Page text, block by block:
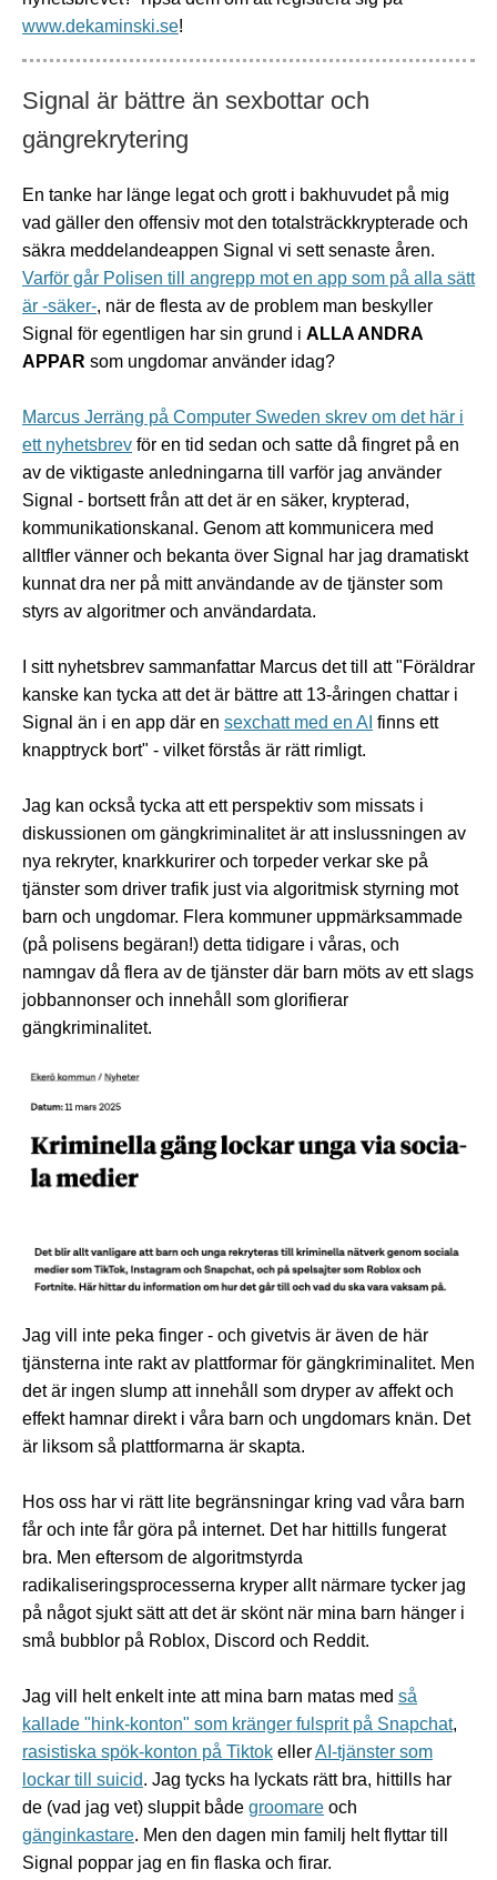
www.dekaminski.se!
Signal är bättre än sexbottar och
gängrekrytering
En tanke har länge legat och grott i bakhuvudet på mig
vad gäller den offensiv mot den totalsträckkrypterade och
säkra meddelandeappen Signal vi sett senaste åren.
Varför går Polisen till angrepp mot en app som på alla sätt
är -säker-, när de flesta av de problem man beskyller
Signal för egentligen har sin grund i ALLA ANDRA
APPAR som ungdomar använder idag?
Marcus Jerräng på Computer Sweden skrev om det här i
ett nyhetsbrev för en tid sedan och satte då fingret på en
av de viktigaste anledningarna till varför jag använder
Signal - bortsett från att det är en säker, krypterad,
kommunikationskanal. Genom att kommunicera med
alltfler vänner och bekanta över Signal har jag dramatiskt
kunnat dra ner på mitt användande av de tjänster som
styrs av algoritmer och användardata.
I sitt nyhetsbrev sammanfattar Marcus det till att "Föräldrar
kanske kan tycka att det är bättre att 13-åringen chattar i
Signal än i en app där en sexchatt med en AI finns ett
knapptryck bort" - vilket förstås är rätt rimligt.
Jag kan också tycka att ett perspektiv som missats i
diskussionen om gängkriminalitet är att inslussningen av
nya rekryter, knarkkurirer och torpeder verkar ske på
tjänster som driver trafik just via algoritmisk styrning mot
barn och ungdomar. Flera kommuner uppmärksammade
(på polisens begäran!) detta tidigare i våras, och
namngav då flera av de tjänster där barn möts av ett slags
jobbannonser och innehåll som glorifierar
gängkriminalitet.
Jag vill inte peka finger - och givetvis är även de här
tjänsterna inte rakt av plattformar för gängkriminalitet. Men
det är ingen slump att innehåll som dryper av affekt och
effekt hamnar direkt i våra barn och ungdomars knän. Det
är liksom så plattformarna är skapta.
Hos oss har vi rätt lite begränsningar kring vad våra barn
får och inte får göra på internet. Det har hittills fungerat
bra. Men eftersom de algoritmstyrda
radikaliseringsprocesserna kryper allt närmare tycker jag
på något sjukt sätt att det är skönt när mina barn hänger i
små bubblor på Roblox, Discord och Reddit.
Jag vill helt enkelt inte att mina barn matas med så
kallade "hink-konton" som kränger fulsprit på Snapchat,
rasistiska spök-konton på Tiktok ellerAI-tjänster som
lockar till suicid. Jag tycks ha lyckats rätt bra, hittills har
de (vad jag vet) sluppit både groomare och
gänginkastare. Men den dagen min familj helt flyttar till
Signal poppar jag en fin flaska och firar.